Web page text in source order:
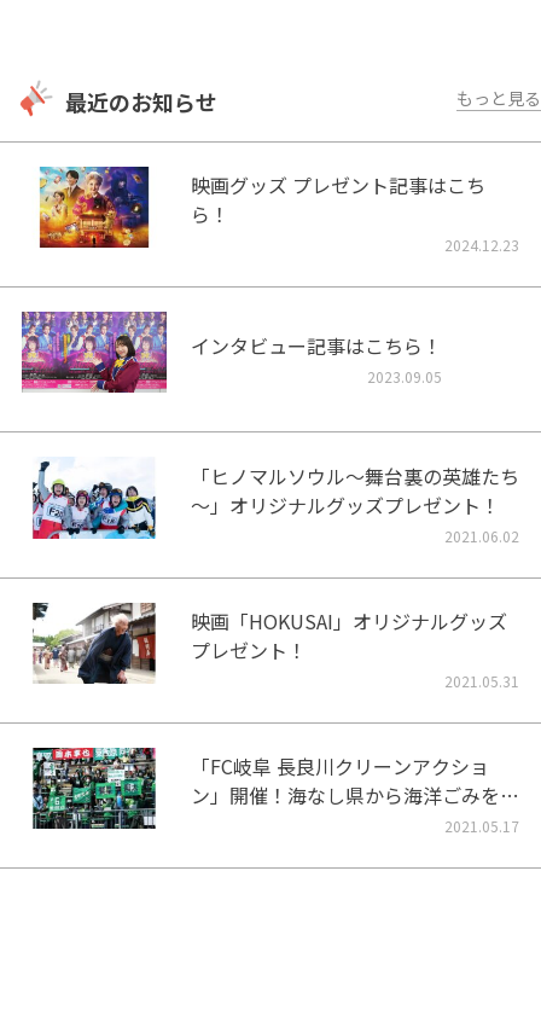
最近のお知らせ もっと見る
映画グッズ プレゼント記事はこち
ら！
2024.12.23
インタビュー記事はこちら！
2023.09.05
「ヒノマルソウル～舞台裏の英雄たち
～」オリジナルグッズプレゼント！
2021.06.02
映画「HOKUSAI」オリジナルグッズ
プレゼント！
2021.05.31
「FC岐阜 長良川クリーンアクショ
ン」開催！海なし県から海洋ごみをな
2021.05.17